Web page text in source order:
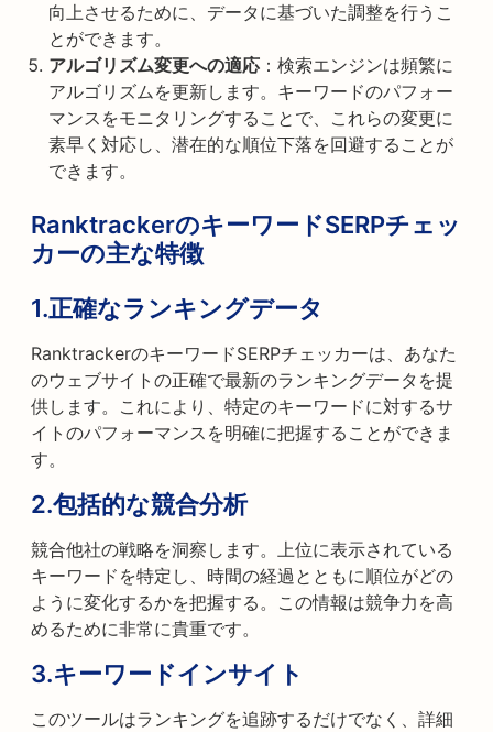
向上させるために、データに基づいた調整を行うこ
とができます。
アルゴリズム変更への適応 ：検索エンジンは頻繁に
アルゴリズムを更新します。キーワードのパフォー
マンスをモニタリングすることで、これらの変更に
素早く対応し、潜在的な順位下落を回避することが
できます。
RanktrackerのキーワードSERPチェッ
カーの主な特徴
1.正確なランキングデータ
RanktrackerのキーワードSERPチェッカーは、あなた
のウェブサイトの正確で最新のランキングデータを提
供します。これにより、特定のキーワードに対するサ
イトのパフォーマンスを明確に把握することができま
す。
2.包括的な競合分析
競合他社の戦略を洞察します。上位に表示されている
キーワードを特定し、時間の経過とともに順位がどの
ように変化するかを把握する。この情報は競争力を高
めるために非常に貴重です。
3.キーワードインサイト
このツールはランキングを追跡するだけでなく、詳細